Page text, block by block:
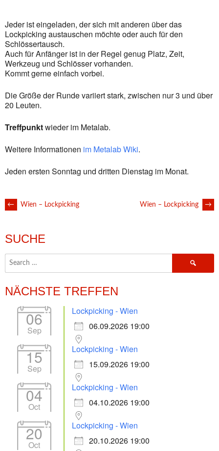
Jeder ist eingeladen, der sich mit anderen über das
Lockpicking austauschen möchte oder auch für den
Schlössertausch.
Auch für Anfänger ist in der Regel genug Platz, Zeit,
Werkzeug und Schlösser vorhanden.
Kommt gerne einfach vorbei.
Die Größe der Runde variiert stark, zwischen nur 3 und über
20 Leuten.
Treffpunktwieder im Metalab.
Weitere Informationen im Metalab Wiki.
Jeden ersten Sonntag und dritten Dienstag im Monat.
POST
NAVIGATION
← Wien – Lockpicking Wien – Lockpicking →
SUCHE
NÄCHSTE TREFFEN
06
Sep
Lockpicking - Wien
06.09.2026 19:00
15
Sep
Lockpicking - Wien
15.09.2026 19:00
04
Oct
Lockpicking - Wien
04.10.2026 19:00
20
Oct
Lockpicking - Wien
20.10.2026 19:00